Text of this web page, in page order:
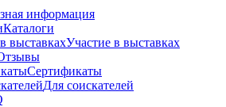
информация
Каталоги
Участие в выставках
Сертификаты
Для соискателей